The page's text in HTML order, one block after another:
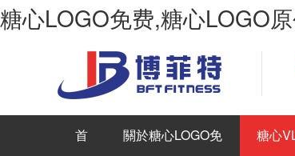
糖心LOGO免费,糖心LOGO
區最大商用健身房器材生產糖心LOGO原创视频
首 關於糖心LOGO免 糖心